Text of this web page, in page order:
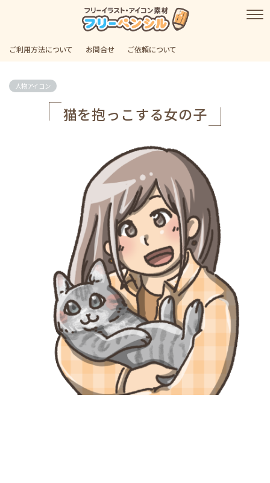
ご利用方法について お問合せ ご依頼について
人物アイコン
猫を抱っこする女の子